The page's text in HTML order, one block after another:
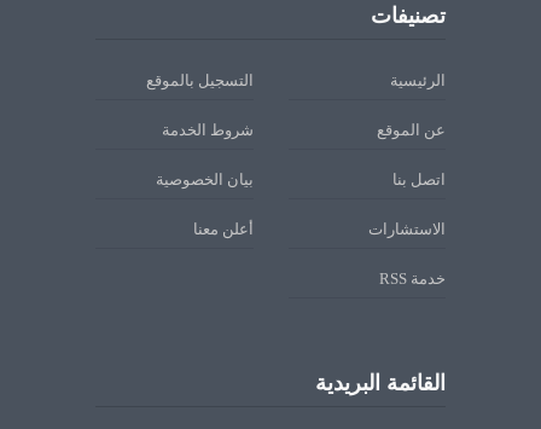
تصنيفات
الرئيسية التسجيل بالموقع
عن الموقع شروط الخدمة
اتصل بنا بيان الخصوصية
الاستشارات أعلن معنا
خدمة RSS
القائمة البريدية